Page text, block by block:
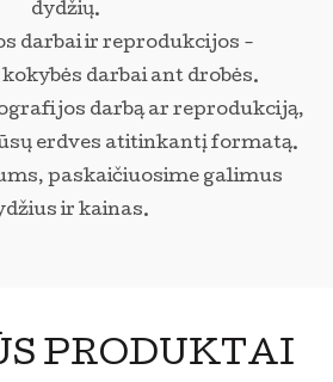
dydžių.
darbai ir reprodukcijos -
darbai ant drobės.
darbą ar reprodukciją,
erdves atitinkantį formatą.
paskaičiuosime galimus
ir kainas.
PRODUKTAI